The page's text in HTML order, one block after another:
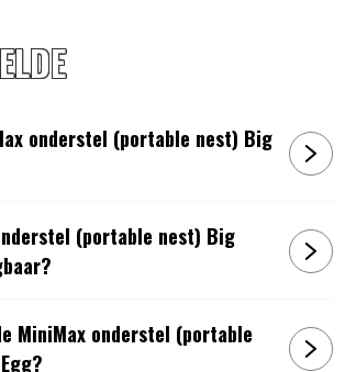
onderstel (portable nest) Big
(portable nest) Big
MiniMax onderstel (portable